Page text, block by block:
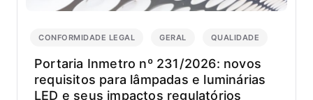
CONFORMIDADE LEGAL GERAL QUALIDADE
Portaria Inmetro nº 231/2026: novos
requisitos para lâmpadas e luminárias
LED e seus impactos regulatórios